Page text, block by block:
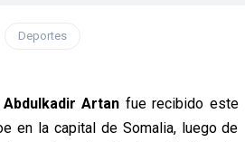
Deportes
Abdulkadir Artan fue recibido este
en la capital de Somalia, luego de